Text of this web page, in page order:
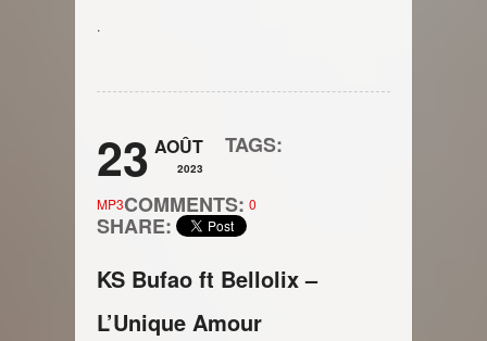
.
23 AOÛT
2023
TAGS:
MP3COMMENTS: 0
SHARE:
KS Bufao ft Bellolix –
L’Unique Amour